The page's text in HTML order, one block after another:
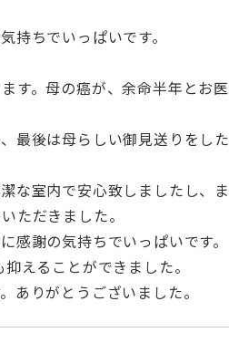
持ちでいっぱいです。
す。母の癌が、余命半年とお医
最後は母らしい御見送りをした
な室内で安心致しましたし、ま
ただきました。
謝の気持ちでいっぱいです。
えることができました。
ありがとうございました。